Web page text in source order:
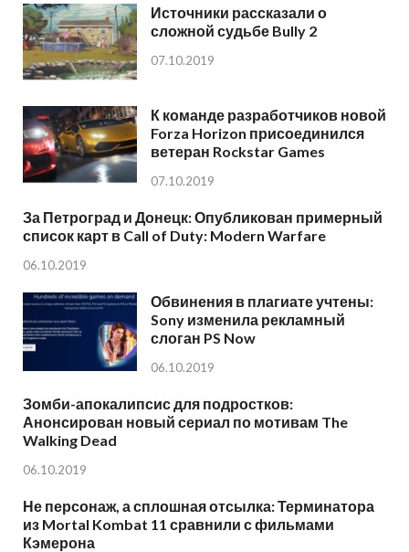
Источники рассказали о
сложной судьбе Bully 2
07.10.2019
К команде разработчиков новой
Forza Horizon присоединился
ветеран Rockstar Games
07.10.2019
За Петроград и Донецк: Опубликован примерный
список карт в Call of Duty: Modern Warfare
06.10.2019
Обвинения в плагиате учтены:
Sony изменила рекламный
слоган PS Now
06.10.2019
Зомби-апокалипсис для подростков:
Анонсирован новый сериал по мотивам The
Walking Dead
06.10.2019
Не персонаж, а сплошная отсылка: Терминатора
из Mortal Kombat 11 сравнили с фильмами
Кэмерона